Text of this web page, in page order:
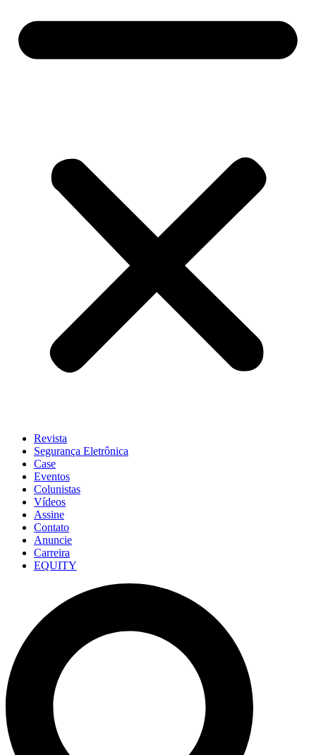
Revista
Segurança Eletrônica
Case
Eventos
Colunistas
Vídeos
Assine
Contato
Anuncie
Carreira
EQUITY